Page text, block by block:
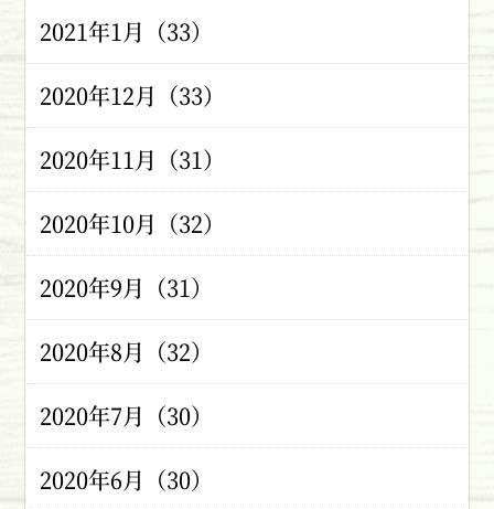
2021年1月（33）
2020年12月（33）
2020年11月（31）
2020年10月（32）
2020年9月（31）
2020年8月（32）
2020年7月（30）
2020年6月（30）